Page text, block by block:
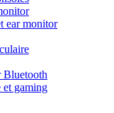
ear monitor
Bluetooth
et gaming